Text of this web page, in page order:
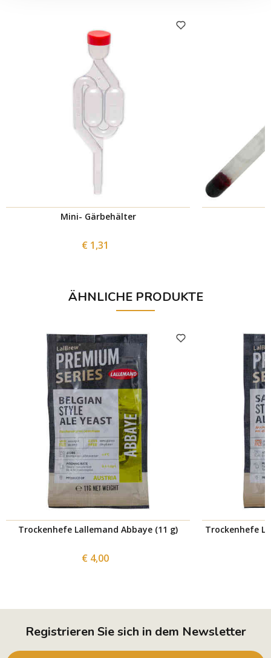
Mini- Gärbehälter
€ 1,31
ÄHNLICHE PRODUKTE
Trockenhefe Lallemand Abbaye (11 g)
€ 4,00
Trockenhefe
Registrieren Sie sich in dem Newsletter